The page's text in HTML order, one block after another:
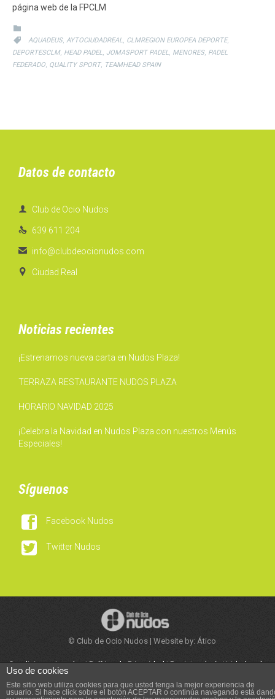
página web de la FPCLM

 CATEGORY
AQUADEUS, AYTOCIUDADREAL CLMREGION EUROPEA DEPORTE,
DEPORTESCLM, HEAD PADEL JOMASPORT PADEL MENORES, PADEL
FEDERADO QUALITY SPORT, TEAMHEAD SPAIN
Datos de contacto
 Club de Ocio Nudos
 639 611 204
 info@clubdeocionudos.com
 Ciudad Real
Noticias recientes
¡Estrenamos nueva carta en Nudos Plaza!
TERRAZA RESTAURANTE NUDOS PLAZA
HORARIO NAVIDAD 2025
¡Celebra la Navidad en Nudos Plaza con nuestros Menús
Especiales!
Síguenos
 Facebook Nudos
 Twitter Nudos
© Club de Ocio Nudos | Website by: Ático
Condiciones Legales|Política de Privacidad|Registro de Actividades de
Uso de cookies
Este sitio web utiliza cookies para que usted tenga la mejor experiencia de
usuario. Si hace click sobre el botón ACEPTAR o continúa navegando está